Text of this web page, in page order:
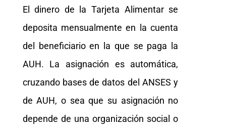
El dinero de la Tarjeta Alimentar se
deposita mensualmente en la cuenta
del beneficiario en la que se paga la
AUH. La asignación es automática,
cruzando bases de datos del ANSES y
de AUH, o sea que su asignación no
depende de una organización social o